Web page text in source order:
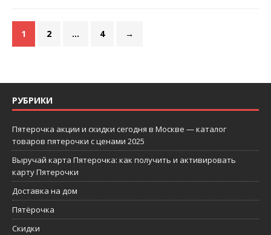
1 2 … 4 →
РУБРИКИ
Пятерочка акции и скидки сегодня в Москве — каталог
товаров пятерочки с ценами 2025
Выручай карта Пятерочка: как получить и активировать
карту Пятерочки
Доставка на дом
Пятёрочка
Скидки